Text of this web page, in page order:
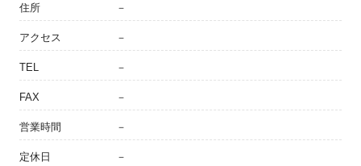
住所 －
アクセス －
TEL －
FAX －
営業時間 －
定休日 －